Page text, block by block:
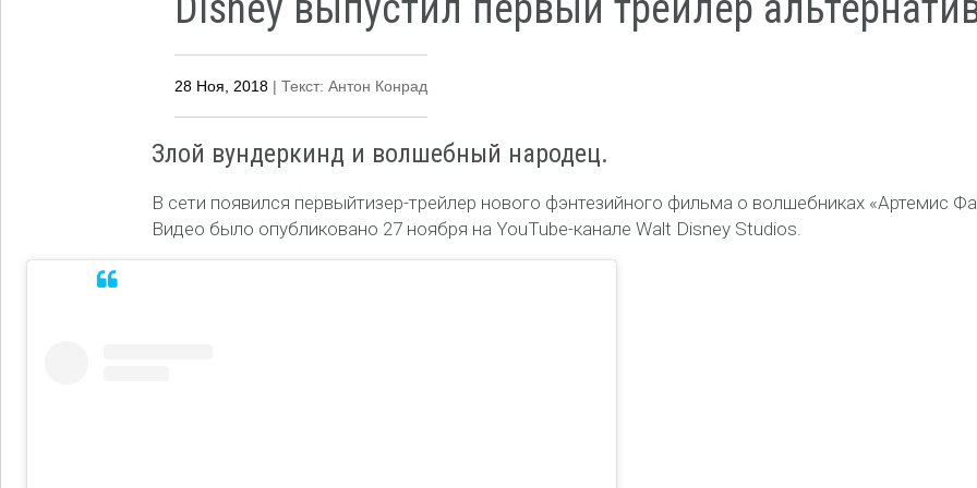
28 Ноя, 2018 | Текст: Антон Конрад
Злой вундеркинд и волшебный народец.
В сети появился первыйтизер-трейлер нового фэнтезийного фильма о волшебниках «Артемис
Видео было опубликовано 27 ноября на YouTube-канале Walt Disney Studios.